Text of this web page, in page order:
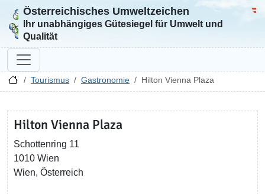
Zur Startseite
Österreichisches Umweltzeichen
Ihr unabhängiges Gütesiegel für Umwelt und
Qualität
Tourismus Gastronomie Hilton Vienna Plaza
Hilton Vienna Plaza
Schottenring 11
1010 Wien
Wien, Österreich